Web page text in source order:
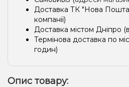
Доставка ТК "Нова
компанії)
Доставка містом Дніпро
Термінова доставка по
годин)
Опис товару: